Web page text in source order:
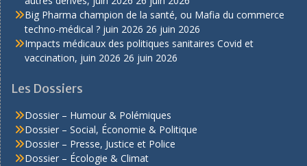
Big Pharma champion de la santé, ou Mafia du commerce
techno-médical ? juin 2026 26 juin 2026
Impacts médicaux des politiques sanitaires Covid et
vaccination, juin 2026 26 juin 2026
Les Dossiers
Dossier – Humour & Polémiques
Dossier – Social, Économie & Politique
Dossier – Presse, Justice et Police
Dossier – Écologie & Climat